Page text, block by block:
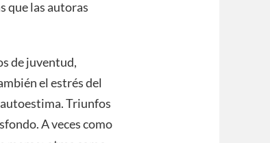
que las autoras
de juventud,
el estrés del
autoestima. Triunfos
A veces como